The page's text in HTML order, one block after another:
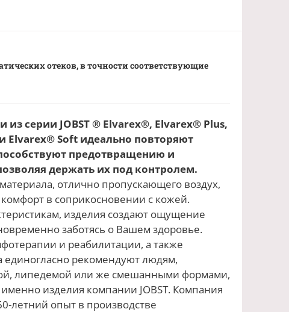
отеков, в точности соответствующие
из серии JOBST ® Elvarex®, Elvarex® Plus,
Elvarex® Soft идеально повторяют
предотвращению и
держать их под контролем.
отлично пропускающего воздух,
в соприкосновении с кожей.
изделия создают ощущение
заботясь о Вашем здоровье.
и реабилитации, а также
единогласно рекомендуют людям,
липедемой или же смешанными формами,
изделия компании JOBST. Компания
летний опыт в производстве